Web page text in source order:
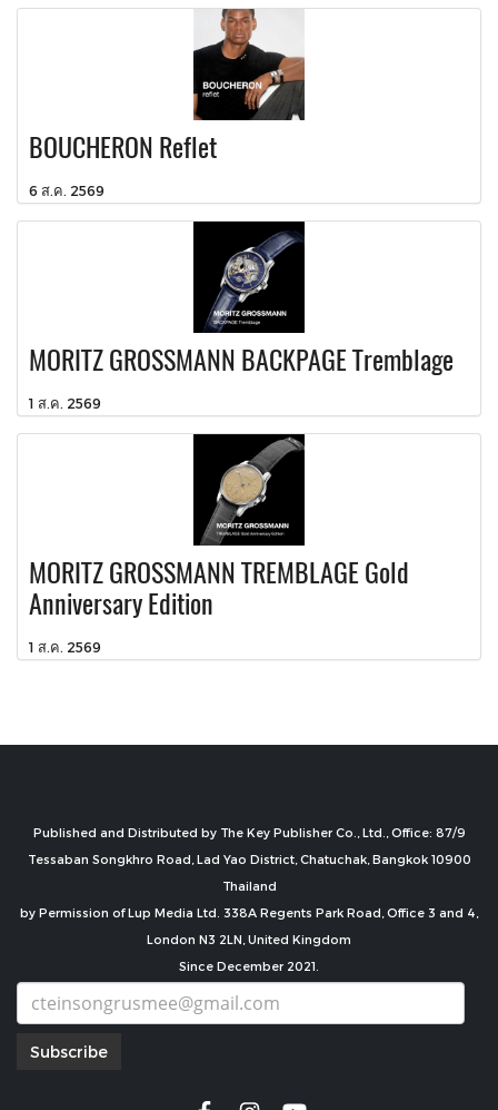
BOUCHERON Reflet
6 ส.ค. 2569
MORITZ GROSSMANN BACKPAGE Tremblage
1 ส.ค. 2569
MORITZ GROSSMANN TREMBLAGE Gold
Anniversary Edition
1 ส.ค. 2569
Published and Distributed by The Key Publisher Co., Ltd., Office: 87/9
Tessaban Songkhro Road, Lad Yao District, Chatuchak, Bangkok 10900
Thailand
by Permission of Lup Media Ltd. 338A Regents Park Road, Office 3 and 4,
London N3 2LN, United Kingdom
Since December 2021.
Subscribe